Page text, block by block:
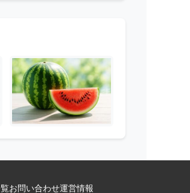
お問い合わせ運営情報